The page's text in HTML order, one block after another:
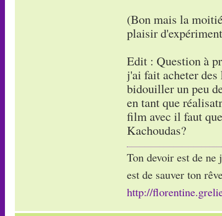
(Bon mais la
plaisir
Edit : Question à
j'ai fait acheter
bidouiller un peu
en tant que
film avec il faut
Kachoudas?
Ton devoir est de
est de sauver ton
http://